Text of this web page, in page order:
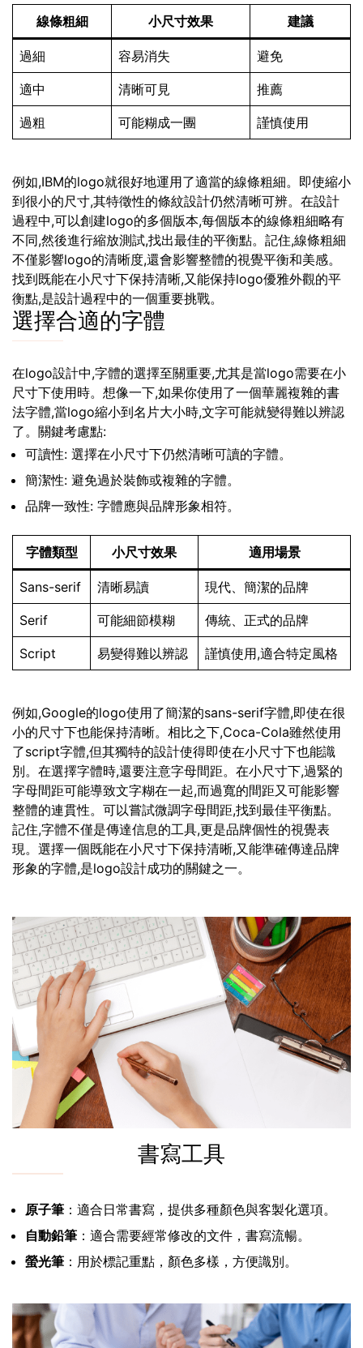
線條粗細 小尺寸效果 建議
過細 容易消失 避免
適中 清晰可見 推薦
過粗 可能糊成一團 謹慎使用
例如,IBM的logo就很好地運用了適當的線條粗細。即使縮小
到很小的尺寸,其特徵性的條紋設計仍然清晰可辨。在設計
過程中,可以創建logo的多個版本,每個版本的線條粗細略有
不同,然後進行縮放測試,找出最佳的平衡點。記住,線條粗細
不僅影響logo的清晰度,還會影響整體的視覺平衡和美感。
找到既能在小尺寸下保持清晰,又能保持logo優雅外觀的平
衡點,是設計過程中的一個重要挑戰。
選擇合適的字體
在logo設計中,字體的選擇至關重要,尤其是當logo需要在小
尺寸下使用時。想像一下,如果你使用了一個華麗複雜的書
法字體,當logo縮小到名片大小時,文字可能就變得難以辨認
了。關鍵考慮點:
可讀性: 選擇在小尺寸下仍然清晰可讀的字體。
簡潔性: 避免過於裝飾或複雜的字體。
品牌一致性: 字體應與品牌形象相符。
字體類型 小尺寸效果 適用場景
Sans-serif 清晰易讀 現代、簡潔的品牌
Serif 可能細節模糊 傳統、正式的品牌
Script 易變得難以辨認 謹慎使用,適合特定風格
例如,Google的logo使用了簡潔的sans-serif字體,即使在很
小的尺寸下也能保持清晰。相比之下,Coca-Cola雖然使用
了script字體,但其獨特的設計使得即使在小尺寸下也能識
別。在選擇字體時,還要注意字母間距。在小尺寸下,過緊的
字母間距可能導致文字糊在一起,而過寬的間距又可能影響
整體的連貫性。可以嘗試微調字母間距,找到最佳平衡點。
記住,字體不僅是傳達信息的工具,更是品牌個性的視覺表
現。選擇一個既能在小尺寸下保持清晰,又能準確傳達品牌
形象的字體,是logo設計成功的關鍵之一。
書寫工具
原子筆 ：適合日常書寫，提供多種顏色與客製化選項。
自動鉛筆 ：適合需要經常修改的文件，書寫流暢。
螢光筆 ：用於標記重點，顏色多樣，方便識別。